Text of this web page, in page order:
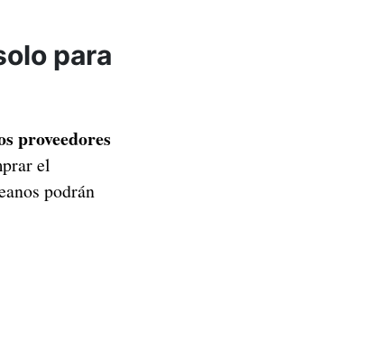
para
proveedores
el
podrán